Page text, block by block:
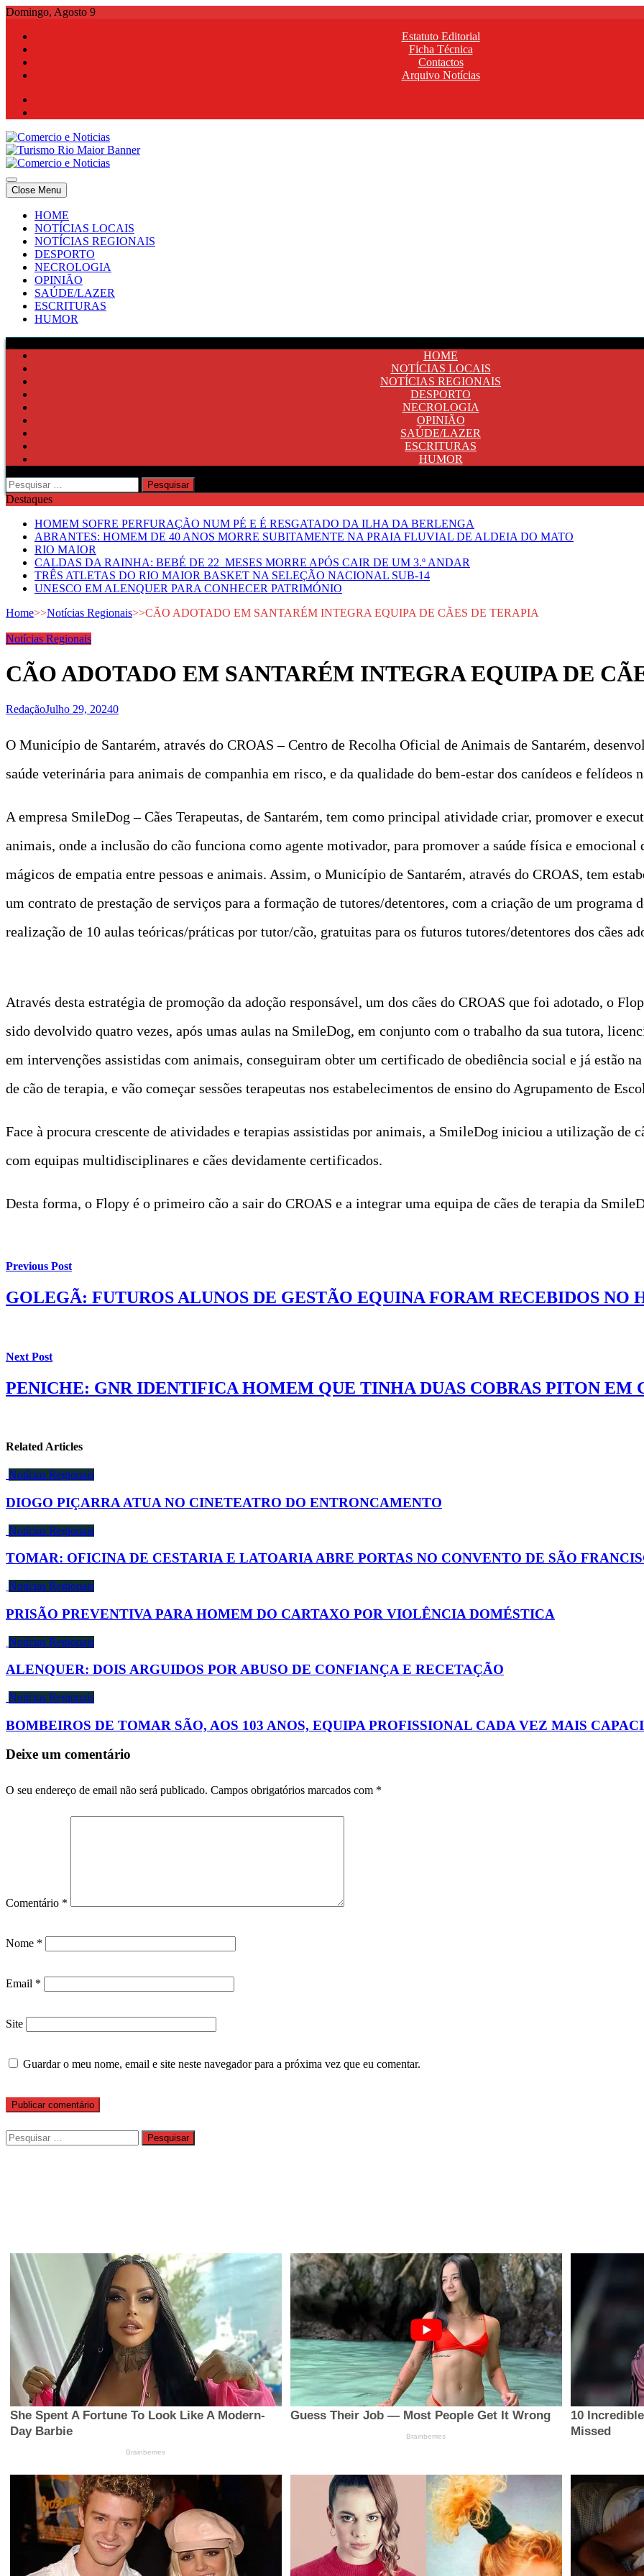
Skip
content
Domingo, Agosto 9
Estatuto Editorial
Ficha Técnica
Contactos
Arquivo Notícias
Comercio e Noticias
Notícias e Publicidade Online
Comercio e Noticias
Notícias e Publicidade Online
Close Menu
HOME
NOTÍCIAS LOCAIS
NOTÍCIAS REGIONAIS
DESPORTO
NECROLOGIA
OPINIÃO
SAÚDE/LAZER
ESCRITURAS
HUMOR
HOME
NOTÍCIAS LOCAIS
NOTÍCIAS REGIONAIS
DESPORTO
NECROLOGIA
OPINIÃO
SAÚDE/LAZER
ESCRITURAS
HUMOR
Pesquisar
por:
Destaques
HOMEM SOFRE PERFURAÇÃO NUM PÉ E É RESGATADO DA ILHA DA BERLENGA
ABRANTES: HOMEM DE 40 ANOS MORRE SUBITAMENTE NA PRAIA FLUVIAL DE ALDEIA DO MATO
RIO MAIOR
CALDAS DA RAINHA: BEBÉ DE 22 MESES MORRE APÓS CAIR DE UM 3.º ANDAR
TRÊS ATLETAS DO RIO MAIOR BASKET NA SELEÇÃO NACIONAL SUB-14
UNESCO EM ALENQUER PARA CONHECER PATRIMÓNIO
Home>>Notícias Regionais>>CÃO ADOTADO EM SANTARÉM INTEGRA EQUIPA DE CÃES DE TERAPIA
Notícias Regionais
CÃO ADOTADO EM SANTARÉM INTEGRA EQUIPA DE
RedaçãoJulho 29, 20240
O Município de Santarém, através do CROAS – Centro de Recolha Oficial de Animais de Santarém,
saúde veterinária para animais de companhia em risco, e da qualidade do bem-estar dos canídeos e felídeos
A empresa SmileDog – Cães Terapeutas, de Santarém, tem como principal atividade criar, promover e
animais, onde a inclusão do cão funciona como agente motivador, para promover a saúde física e emocional
mágicos de empatia entre pessoas e animais. Assim, o Município de Santarém, através do CROAS, tem
um contrato de prestação de serviços para a formação de tutores/detentores, com a criação de um programa
realização de 10 aulas teóricas/práticas por tutor/cão, gratuitas para os futuros tutores/detentores dos cães
Através desta estratégia de promoção da adoção responsável, um dos cães do CROAS que foi adotado, o
sido devolvido quatro vezes, após umas aulas na SmileDog, em conjunto com o trabalho da sua tutora,
em intervenções assistidas com animais, conseguiram obter um certificado de obediência social e já estão
de cão de terapia, e vão começar sessões terapeutas nos estabelecimentos de ensino do Agrupamento de
Face à procura crescente de atividades e terapias assistidas por animais, a SmileDog iniciou a utilização de
com equipas multidisciplinares e cães devidamente certificados.
Desta forma, o Flopy é o primeiro cão a sair do CROAS e a integrar uma equipa de cães de terapia da
Previous Post
GOLEGÃ: FUTUROS ALUNOS DE GESTÃO EQUINA FORAM RECEBIDOS NO
Next Post
PENICHE: GNR IDENTIFICA HOMEM QUE TINHA DUAS COBRAS PITON EM
Related Articles
Notícias Regionais
DIOGO PIÇARRA ATUA NO CINETEATRO DO ENTRONCAMENTO
Notícias Regionais
TOMAR: OFICINA DE CESTARIA E LATOARIA ABRE PORTAS NO CONVENTO DE SÃO
Notícias Regionais
PRISÃO PREVENTIVA PARA HOMEM DO CARTAXO POR VIOLÊNCIA DOMÉSTICA
Notícias Regionais
ALENQUER: DOIS ARGUIDOS POR ABUSO DE CONFIANÇA E RECETAÇÃO
Notícias Regionais
BOMBEIROS DE TOMAR SÃO, AOS 103 ANOS, EQUIPA PROFISSIONAL CADA VEZ MAIS
Deixe um comentário
O seu endereço de email não será publicado. Campos obrigatórios marcados com *
Comentário *
Nome *
Email *
Site
Guardar o meu nome, email e site neste navegador para a próxima vez que eu comentar.
Pesquisar
por: